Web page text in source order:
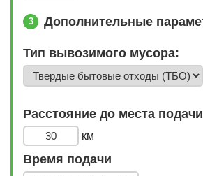
3 Дополнительные
Тип вывозимого мусора:
Расстояние до места
км
Время подачи